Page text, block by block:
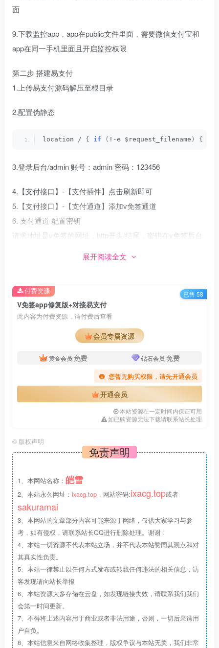
面
9.下载监控app，app在public文件里面，需要微信支付宝和
app在同一手机里面且开启监控权限
第二步 搭建易支付
1.上传易支付源码解压至根目录
2.配置伪静态
location / { if ( !-e $request_filename ) {
3.登录后台/admin 账号：admin 密码：123456
4.【支付接口】-【支付插件】点击刷新即可
5.【支付接口】-【支付通道】添加v免签通道
6. 支付通道 配置密钥
请求地址是v免签的网址，http开头/结尾，密钥在v免签后台
楚所以不要再问了
如提示非官方，开启域名ssl证书即可
展开阅读全文
V免签app修复版+对接易支付
此内容为付费资源，请付费后查看
会员专属资源
黄金会员 免费 钻石会员 免费
您暂无购买权限，请先开通会员
开通会员
本站资源在一定时间内保证可用
如已购资源无法下载请联系站长处理
付费资源 已售 58
© 版权声明
免责声明
1、本网站名称： 皑雪
2、本站永久网址： ixacg.top ，网站密码:ixacg.top或者
sakuramai
3、本网站的文章部分内容可能来源于网络，仅供大家学习与参
考，如有侵权，请联系站长QQ进行删除处理。谢谢！
4、本站一切资源不代表本站立场，并不代表本站赞同其观点和对
其真实性负责。
5、本站一律禁止以任何方式发布或转载任何违法的相关信息，访
客发现请向站长举报
6、本站资源大多存储在云盘，如发现链接失效，请联系我们我们
会第一时间更新。
7、不得将上述内容用于商业或者非法用途，否则，一切后果请用
户自负。
8、本站信息来自网络收集整理，版权争议与本站无关，我们非常